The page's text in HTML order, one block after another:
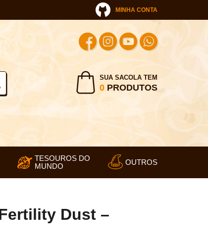
MINHA CONTA
SUA SACOLA TEM
0PRODUTOS
TESOUROS DO
MUNDO
OUTROS
Dust –